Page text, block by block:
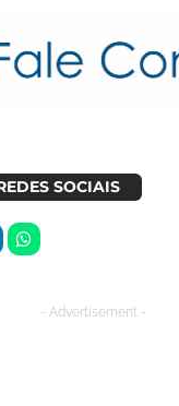
SOCIAIS
- Advertisement -